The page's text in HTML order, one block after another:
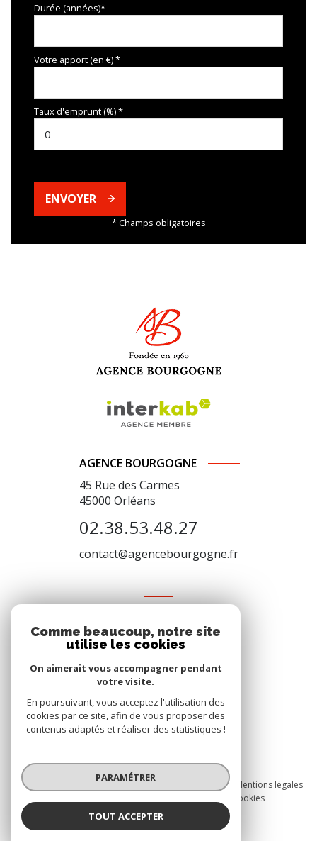
Durée (années)*
Votre apport (en €) *
Taux d'emprunt (%) *
ENVOYER
* Champs obligatoires
AGENCE BOURGOGNE
45 Rue des Carmes
45000 Orléans
02.38.53.48.27
contact@agencebourgogne.fr
Espace propriétaire
SE CONNECTER
© 2026 | Tous droits réservés
Nos honoraires
Nos partenaires
Mentions légales
Cookies
Réalisé par :
Comme beaucoup, notre site
utilise les cookies
On aimerait vous accompagner pendant
votre visite.
En poursuivant, vous acceptez l'utilisation des
cookies par ce site, afin de vous proposer des
contenus adaptés et réaliser des statistiques !
PARAMÉTRER
TOUT ACCEPTER